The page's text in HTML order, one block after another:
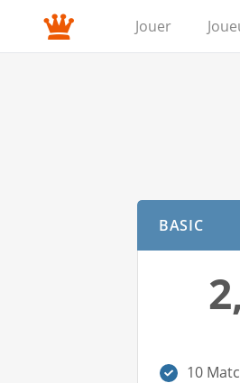
Jouer
BASIC
10